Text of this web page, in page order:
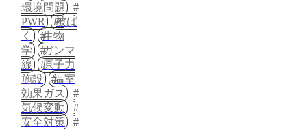
環境問題
PWR
被ば
く
生物
学
ガンマ
線
原子力
施設
温室
効果ガス
気候変動
安全対策